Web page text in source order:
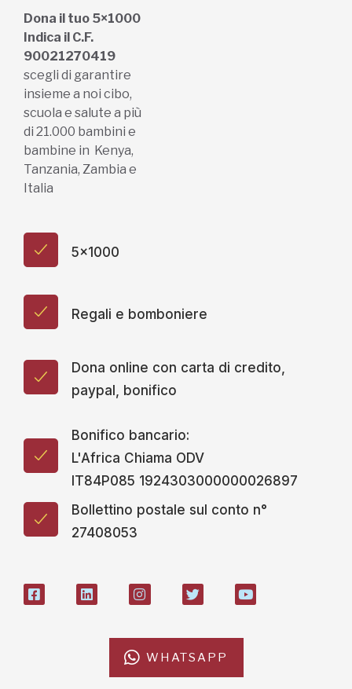
Dona il tuo 5×1000
Indica il C.F.
90021270419
scegli di garantire
insieme a noi cibo,
scuola e salute a più
di 21.000 bambini e
bambine in Kenya,
Tanzania, Zambia e
Italia
5x1000
Regali e bomboniere
Dona online con carta di credito,
paypal, bonifico
Bonifico bancario:
L'Africa Chiama ODV
IT84P085 1924303000000026897
Bollettino postale sul conto n°
27408053
WHATSAPP